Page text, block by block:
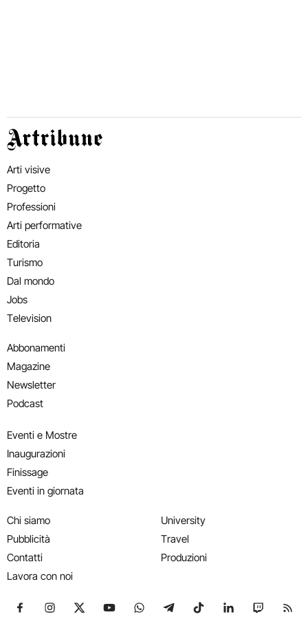
Artribune
Arti visive
Progetto
Professioni
Arti performative
Editoria
Turismo
Dal mondo
Jobs
Television
Abbonamenti
Magazine
Newsletter
Podcast
Eventi e Mostre
Inaugurazioni
Finissage
Eventi in giornata
Chi siamo
Pubblicità
Contatti
Lavora con noi
University
Travel
Produzioni
Seguici su Facebook
Seguici su Instagram
Seguici su X
Seguici su YouTube
Seguici su WhatsApp
Seguici su Telegram
Seguici su TikTok
Seguici su
Seguici